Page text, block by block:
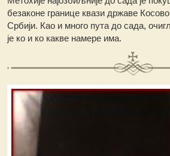
безаконе границе квази државе
Србији. Као и много пута до сада,
је ко и ко какве намере има.